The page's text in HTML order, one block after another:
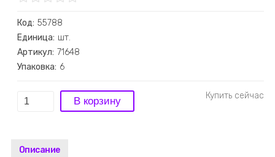
Код: 55788
Единица: шт.
Артикул: 71648
Упаковка: 6
Описание